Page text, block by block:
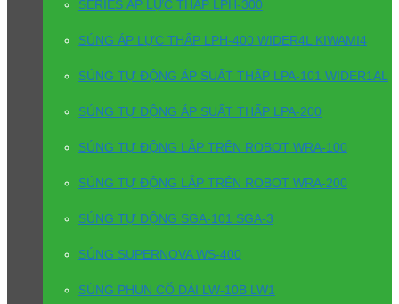
SERIES ÁP LỰC THẤP LPH-300
SÚNG ÁP LỰC THẤP LPH-400 WIDER4L KIWAMI4
SÚNG TỰ ĐỘNG ÁP SUẤT THẤP LPA-101 WIDER1AL
SÚNG TỰ ĐỘNG ÁP SUẤT THẤP LPA-200
SÚNG TỰ ĐỘNG LẮP TRÊN ROBOT WRA-100
SÚNG TỰ ĐỘNG LẮP TRÊN ROBOT WRA-200
SÚNG TỰ ĐỘNG SGA-101 SGA-3
SÚNG SUPERNOVA WS-400
SÚNG PHUN CỔ DÀI LW-10B LW1